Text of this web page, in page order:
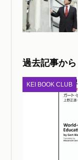
過去記事から
KEI BOOK CLUB